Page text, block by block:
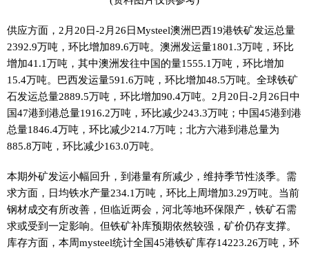
供应方面，2月20日-2月26日Mysteel澳洲巴西19港铁矿发运总量
2392.9万吨，环比增加89.6万吨。澳洲发运量1801.3万吨，环比
增加41.1万吨，其中澳洲发往中国的量1555.1万吨，环比增加
15.4万吨。巴西发运量591.6万吨，环比增加48.5万吨。全球铁矿
石发运总量2889.5万吨，环比增加90.4万吨。2月20日-2月26日中
国47港到港总量1916.2万吨，环比减少243.3万吨；中国45港到港
总量1846.4万吨，环比减少214.7万吨；北方六港到港总量为
885.8万吨，环比减少163.0万吨。
本期外矿发运小幅回升，到港量有所减少，维持季节性淡季。需
求方面，日均铁水产量234.1万吨，环比上周增加3.29万吨。当前
钢材成交有所改善，但临近两会，河北等地环保限产，铁矿石需
求或受到一定影响。但铁矿补库预期依然较强，矿价仍存支撑。
库存方面，本周mysteel统计全国45港铁矿库存14223.26万吨，环